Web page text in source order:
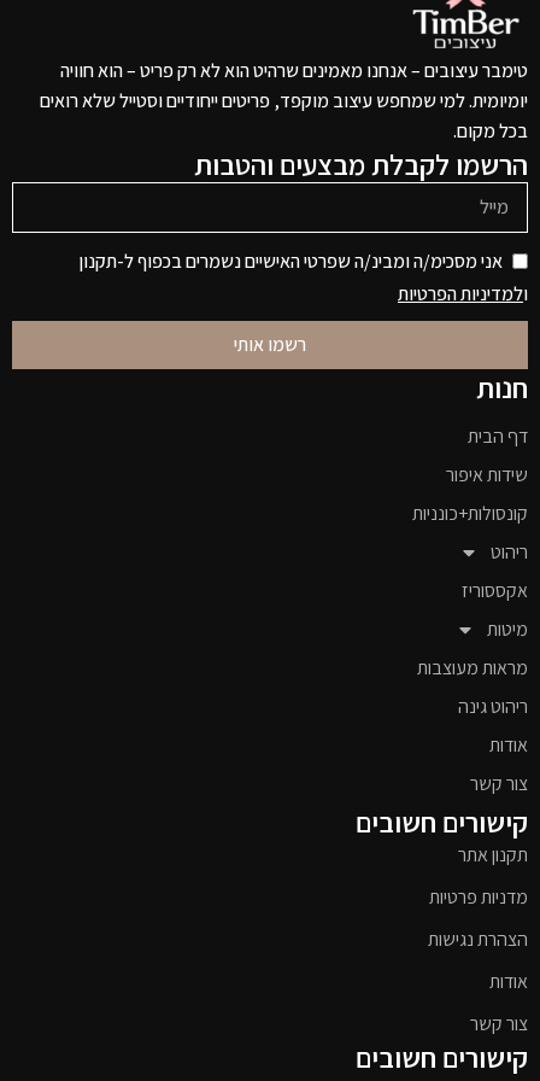
טימבר עיצובים – אנחנו מאמינים שרהיט הוא לא רק פריט – הוא חוויה
יומיומית. למי שמחפש עיצוב מוקפד, פריטים ייחודיים וסטייל שלא רואים
בכל מקום.
הרשמו לקבלת מבצעים והטבות
אני מסכימ/ה ומבינ/ה שפרטי האישיים נשמרים בכפוף ל-תקנון
ולמדיניות הפרטיות
רשמו אותי
חנות
דף הבית
שידות איפור
קונסולות+כונניות
ריהוט
אקססוריז
מיטות
מראות מעוצבות
ריהוט גינה
אודות
צור קשר
קישורים חשובים
תקנון אתר
מדניות פרטיות
הצהרת נגישות
אודות
צור קשר
קישורים חשובים